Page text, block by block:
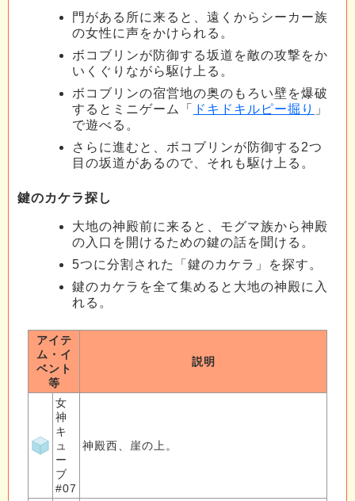
門がある所に来ると、遠くからシーカー族
の女性に声をかけられる。
ボコブリンが防御する坂道を敵の攻撃をか
いくぐりながら駆け上る。
ボコブリンの宿営地の奥のもろい壁を爆破
するとミニゲーム「
ドキドキルピー掘り
」
で遊べる。
さらに進むと、ボコブリンが防御する2つ
目の坂道があるので、それも駆け上る。
鍵のカケラ探し
大地の神殿前に来ると、モグマ族から神殿
の入口を開けるための鍵の話を聞ける。
5つに分割された「鍵のカケラ」を探す。
鍵のカケラを全て集めると大地の神殿に入
れる。
アイテ
ム・イ
ベント
等
説明
女
神
キ
ュ
ー
ブ
#07
神殿西、崖の上。